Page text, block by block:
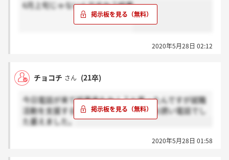
6月上旬じゃないんですか？結果
2020年5月28日 02:12
チョコチ さん (21卒)
今日電話が来て結果来たか！？と思ったんですが就職
活動を支援する企業からのイベントのお誘い電話でし
た萎えました。
2020年5月28日 01:58